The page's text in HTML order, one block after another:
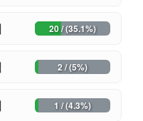
20 / (35.1%)
2 / (5%)
1 / (4.3%)